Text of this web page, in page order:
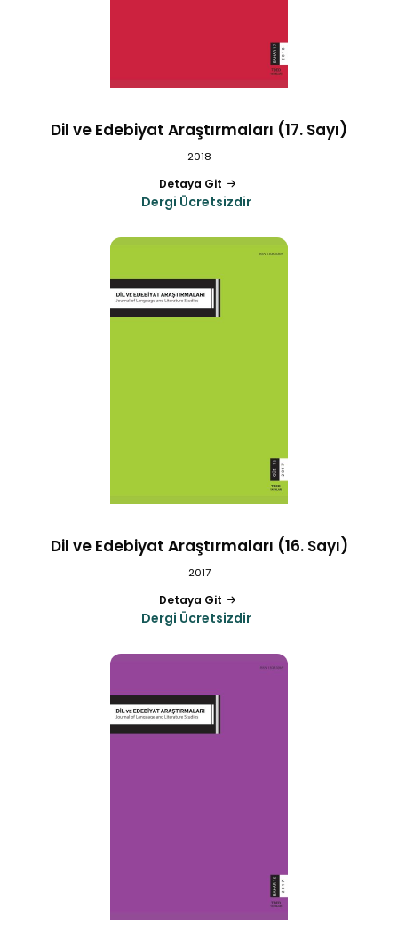
Dil ve Edebiyat Araştırmaları (17. Sayı)
2018
Detaya Git
Dergi Ücretsizdir
Dil ve Edebiyat Araştırmaları (16. Sayı)
2017
Detaya Git
Dergi Ücretsizdir